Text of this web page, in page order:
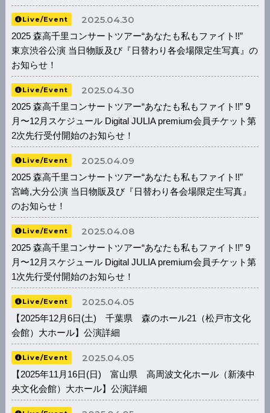
Live/Event 2025.04.30
2025 森高千里コンサートツアー“あなたも私もファイト!!”
東京渋谷公演 当日物販及び『日替わり各会場限定生写真』の
お知らせ！
Live/Event 2025.04.30
2025 森高千里コンサートツアー“あなたも私もファイト!!” 9
月〜12月スケジュール Digital JULIA premium会員チケット第
2次先行受付開始のお知らせ！
Live/Event 2025.04.09
2025 森高千里コンサートツアー“あなたも私もファイト!!”
宮崎,大分公演 当日物販及び『日替わり各会場限定生写真』
のお知らせ！
Live/Event 2025.04.08
2025 森高千里コンサートツアー“あなたも私もファイト!!” 9
月〜12月スケジュール Digital JULIA premium会員チケット第
1次先行受付開始のお知らせ！
Live/Event 2025.04.05
【2025年12月6日(土) 千葉県 森のホール21（松戸市文化
会館）大ホール】公演詳細
Live/Event 2025.04.05
【2025年11月16日(日) 富山県 高周波文化ホール（新湊中
央文化会館）大ホール】公演詳細